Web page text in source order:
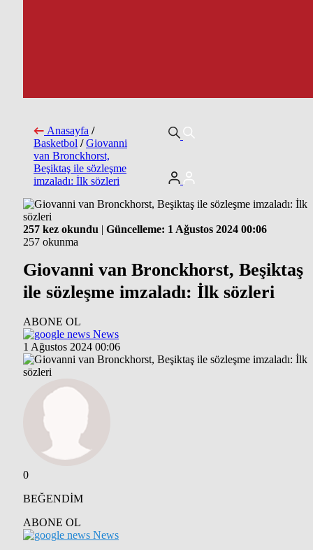
Anasayfa /
Basketbol / Giovanni
van Bronckhorst,
Beşiktaş ile sözleşme
imzaladı: İlk sözleri
257 kez okundu | Güncelleme: 1 Ağustos 2024 00:06
257 okunma
Giovanni van Bronckhorst, Beşiktaş
ile sözleşme imzaladı: İlk sözleri
ABONE OL
News
1 Ağustos 2024 00:06
0
BEĞENDİM
ABONE OL
News